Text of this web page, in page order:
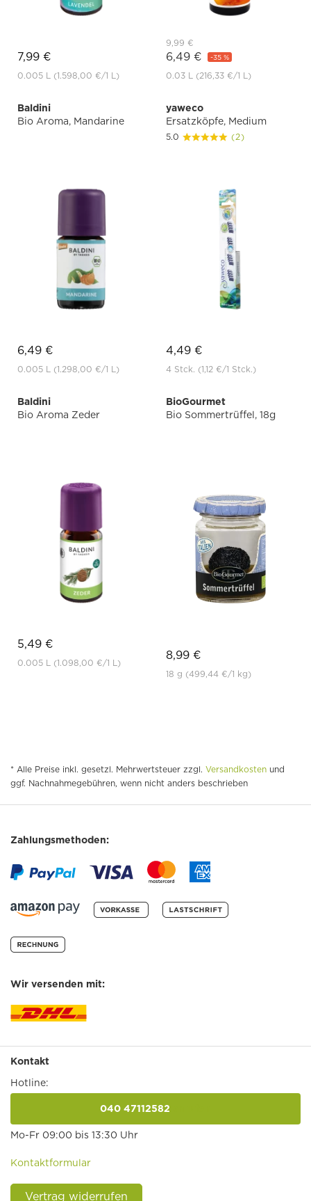
7,99 €
0.005 L (1.598,00 €/1 L)
9,99 €
6,49 € -35 %
0.03 L (216,33 €/1 L)
Baldini
Bio Aroma, Mandarine
6,49 €
0.005 L (1.298,00 €/1 L)
yaweco
Ersatzköpfe, Medium
5.0 (2)
4,49 €
4 Stck. (1,12 €/1 Stck.)
Baldini
Bio Aroma Zeder
5,49 €
0.005 L (1.098,00 €/1 L)
BioGourmet
Bio Sommertrüffel, 18g
8,99 €
18 g (499,44 €/1 kg)
* Alle Preise inkl. gesetzl. Mehrwertsteuer zzgl. Versandkosten und
ggf. Nachnahmegebühren, wenn nicht anders beschrieben
Zahlungsmethoden:
Wir versenden mit:
Kontakt
Hotline:
040 47112582
Mo-Fr 09:00 bis 13:30 Uhr
Kontaktformular
Vertrag widerrufen